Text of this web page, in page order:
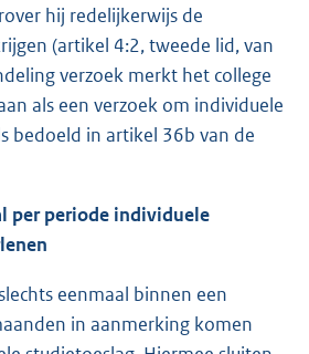
hij redelijkerwijs de
(artikel 4:2, tweede lid, van
verzoek merkt het college
als een verzoek om individuele
bedoeld in artikel 36b van de
per periode individuele
eenmaal binnen een
in aanmerking komen